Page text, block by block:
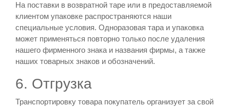
На поставки в возвратной таре или в предоставляемой
клиентом упаковке распространяются наши
специальные условия. Одноразовая тара и упаковка
может применяться повторно только после удаления
нашего фирменного знака и названия фирмы, а также
наших товарных знаков и обозначений.
6. Отгрузка
Транспортировку товара покупатель организует за свой